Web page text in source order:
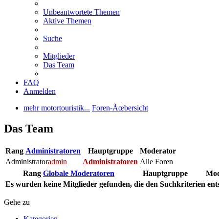
Unbeantwortete Themen
Aktive Themen
Suche
Mitglieder
Das Team
FAQ
Anmelden
mehr motortouristik... Foren-Ãœbersicht
Das Team
Rang Administratoren Hauptgruppe
Moderator
Administratoradmin Administratoren Alle Foren
Rang Globale Moderatoren Hauptgruppe
Es wurden keine Mitglieder gefunden, die den Suchkriterien
Gehe zu